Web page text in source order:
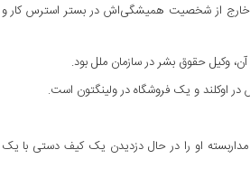
خارج از شخصیت همیشگی‌اش در بستر استرس کار و
وکیل حقوق بشر در سازمان ملل بود.
در اوکلند و یک فروشگاه در ولینگتون است.
مداربسته‌ او را در حال دزدیدن یک کیف دستی با یک